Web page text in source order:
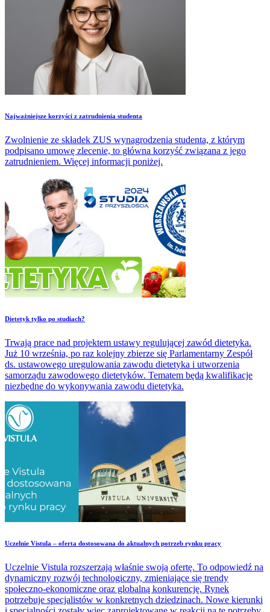
Najważniejsze korzyści z zatrudnienia studenta
Zwolnienie ze składek ZUS wynagrodzenia studenta, z którym
podpisano umowę zlecenie, to główna korzyść związana z jego
zatrudnieniem. Więcej informacji poniżej.
​Dietetyk tylko po studiach?
Trwają prace nad projektem ustawy regulującej zawód dietetyka.
Już 10 września, po raz kolejny zbierze się Parlamentarny Zespół
ds. ustawowego uregulowania zawodu dietetyka i utworzenia
samorządu zawodowego dietetyków. Tematem będą kwalifikacje
niezbędne do wykonywania zawodu dietetyka.
​Uczelnie Vistula – oferta dostosowana do aktualnych potrzeb rynku pracy
Uczelnie Vistula rozszerzają właśnie swoją ofertę. To odpowiedź na
dynamiczny rozwój technologiczny, zmieniające się trendy
społeczno-ekonomiczne oraz globalną konkurencję. Rynek
potrzebuje specjalistów w konkretnych dziedzinach. Nowe kierunki